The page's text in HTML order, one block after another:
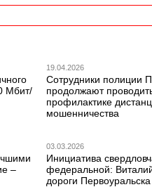
Мбит/
19.04.2026
Сотрудники полиции
продолжают
профилактике
мошенничества
–
03.03.2026
Инициатива
федеральной:
дороги Первоуральска